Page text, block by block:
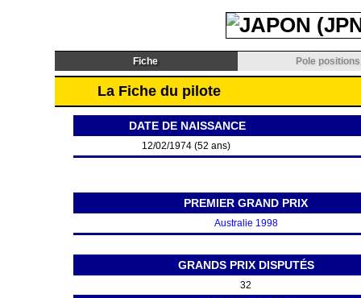
Fiche Pole positions
La Fiche du pilote
DATE DE NAISSANCE
12/02/1974 (52 ans)
PREMIER GRAND PRIX
Australie 1998
GRANDS PRIX DISPUTÉS
32